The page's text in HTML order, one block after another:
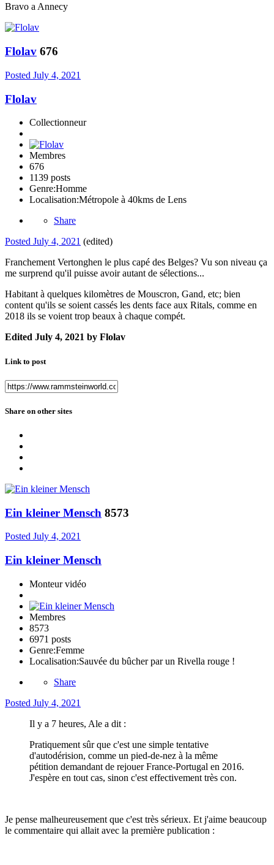
Bravo a Annecy
Flolav 676
Posted July 4, 2021
Flolav
Collectionneur
Membres
676
1139 posts
Genre:Homme
Localisation:Métropole à 40kms de Lens
Share
Posted July 4, 2021 (edited)
Franchement Vertonghen le plus capé des Belges? Vu son niveau ça
me surprend qu'il puisse avoir autant de sélections...
Habitant à quelques kilomètres de Mouscron, Gand, etc; bien
content qu'ils se soient cassés les dents face aux Ritals, comme en
2018 ils se voient trop beaux à chaque compét.
Edited July 4, 2021 by Flolav
Link to post
Share on other sites
Ein kleiner Mensch 8573
Posted July 4, 2021
Ein kleiner Mensch
Monteur vidéo
Membres
8573
6971 posts
Genre:Femme
Localisation:Sauvée du bûcher par un Rivella rouge !
Share
Posted July 4, 2021
Il y a 7 heures, Ale a dit :
Pratiquement sûr que c'est une simple tentative
d'autodérision, comme un pied-de-nez à la même
pétition demandant de rejouer France-Portugal en 2016.
J'espère en tout cas, sinon c'est effectivement très con.
Je pense malheureusement que c'est très sérieux. Et j'aime beaucoup
le commentaire qui allait avec la première publication :